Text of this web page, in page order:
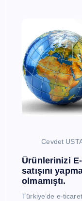
Cevdet
Ürünlerinizi
satışını
olmamıştı.
Türkiye’de e-